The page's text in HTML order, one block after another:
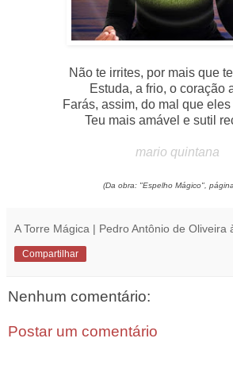
Não te irrites, por mais que
Estuda, a frio, o coração
Farás, assim, do mal que
Teu mais amável e sutil
mario quintana
(Da obra: "Espelho Mágico",
A Torre Mágica | Pedro Antônio de Oliveira
Compartilhar
Nenhum comentário:
Postar um comentário